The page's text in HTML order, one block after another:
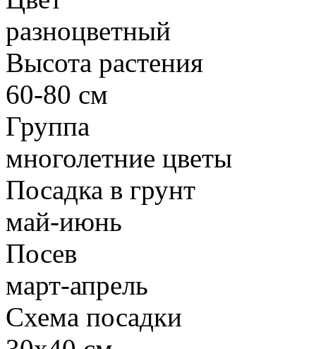
разноцветный
Высота растения
60-80 см
Группа
многолетние цветы
Посадка в грунт
май-июнь
Посев
март-апрель
Схема посадки